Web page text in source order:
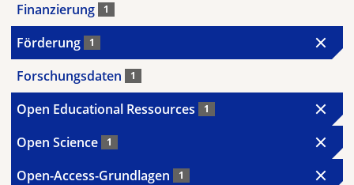
Finanzierung 1
Förderung 1
Forschungsdaten 1
Open Educational Ressources 1
Open Science 1
Open-Access-Grundlagen 1